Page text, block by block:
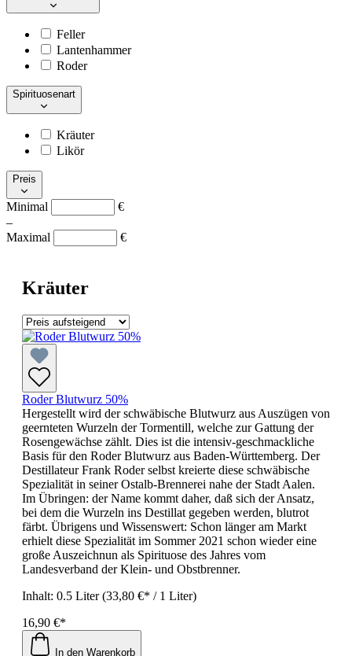
Feller
Lantenhammer
Roder
Spirituosenart
Kräuter
Likör
Preis
Minimal
€
–
Maximal
€
Kräuter
Roder Blutwurz 50%
Hergestellt wird der schwäbische Blutwurz aus Auszügen von
geernteten Wurzeln der Tormentill, welche zur Gattung der
Rosengewächse zählt. Dies ist die intensiv-geschmackliche
Basis für den Roder Blutwurz aus Baden-Württemberg. Der
Destillateur Frank Roder selbst kreierte diese schwäbische
Spezialität in seiner Ostalb-Brennerei nahe der Stadt Aalen.
Im Übringen: der Name kommt daher, daß sich der Ansatz,
bei dem die Wurzeln ins Destillat gegeben werden, blutrot
färbt. Übrigens und Wissenswert: Schon länger am Markt
erhielt diese Spezialität im Sommer 2021 schon wieder eine
große Auszeichnun als Spirituose des Jahres vom
Landesverband der Klein- und Obstbrenner.
Inhalt: 0.5 Liter(33,80 €* / 1 Liter)
16,90 €*
In den Warenkorb